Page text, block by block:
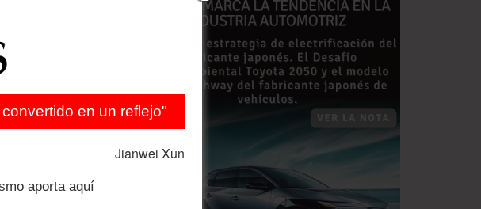
a cuidados
Una vez
metralla”,
de la
Lucha Contra
en un reflejo"
Jianwei Xun
aporta aquí